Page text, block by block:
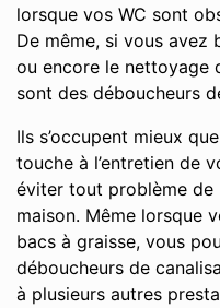
lorsque vos WC sont
De même, si vous avez
ou encore le nettoyage
sont des déboucheurs
Ils s’occupent mieux
touche à l’entretien de
éviter tout problème de
maison. Même lorsque
bacs à graisse, vous
déboucheurs de
à plusieurs autres